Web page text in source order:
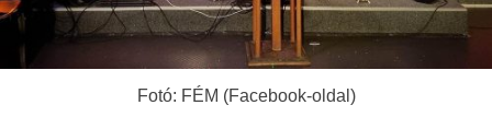
Fotó: FÉM (Facebook-oldal)